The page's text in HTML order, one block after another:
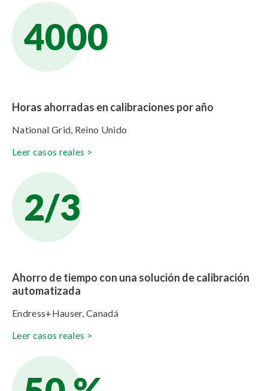
4000
Horas ahorradas en calibraciones por año
National Grid, Reino Unido
Leer casos reales >
2/3
Ahorro de tiempo con una solución de calibración
automatizada
Endress+Hauser, Canadá
Leer casos reales >